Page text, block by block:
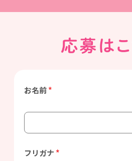
の派遣社員との違いは、DYM
お名前*
フリガナ *